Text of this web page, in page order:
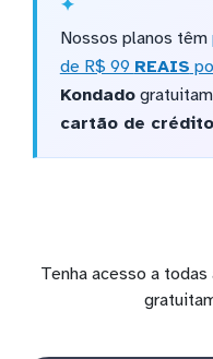
Nossos planos têm
de R$ 99 REAIS
Kondado
cartão de crédito
Tenha acesso a